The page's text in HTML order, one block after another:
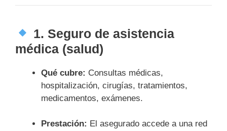
1. Seguro de asistencia
médica (salud)
Qué cubre: Consultas médicas,
hospitalización, cirugías, tratamientos,
medicamentos, exámenes.
Prestación: El asegurado accede a una red